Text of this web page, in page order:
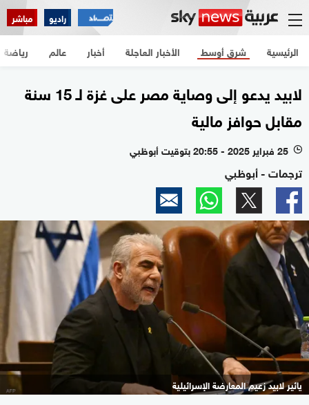
راديو مباشر
الرئيسية الأخبار العاجلة أخبار شرق أوسط عالم رياضة
لابيد يدعو إلى وصاية مصر على غزة لـ 15 سنة
مقابل حوافز مالية
l 25 فبراير 2025 - 20:55 بتوقيت أبوظبي
ترجمات - أبوظبي
يائير لابيد زعيم المعارضة الإسرائيلية